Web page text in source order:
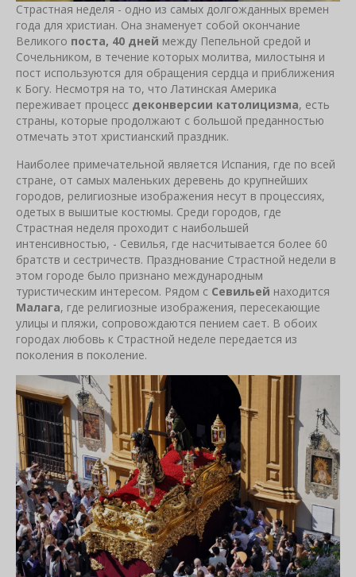
Страстная неделя - одно из самых долгожданных времен
года для христиан. Она знаменует собой окончание
Великого поста, 40 дней между Пепельной средой и
Сочельником, в течение которых молитва, милостыня и
пост используются для обращения сердца и приближения
к Богу. Несмотря на то, что Латинская Америка
переживает процесс деконверсии католицизма, есть
страны, которые продолжают с большой преданностью
отмечать этот христианский праздник.
Наиболее примечательной является Испания, где по всей
стране, от самых маленьких деревень до крупнейших
городов, религиозные изображения несут в процессиях,
одетых в вышитые костюмы. Среди городов, где
Страстная неделя проходит с наибольшей
интенсивностью, - Севилья, где насчитывается более 60
братств и сестричеств. Празднование Страстной недели в
этом городе было признано международным
туристическим интересом. Рядом с Севильей находится
Малага, где религиозные изображения, пересекающие
улицы и пляжи, сопровождаются пением сает. В обоих
городах любовь к Страстной неделе передается из
поколения в поколение.